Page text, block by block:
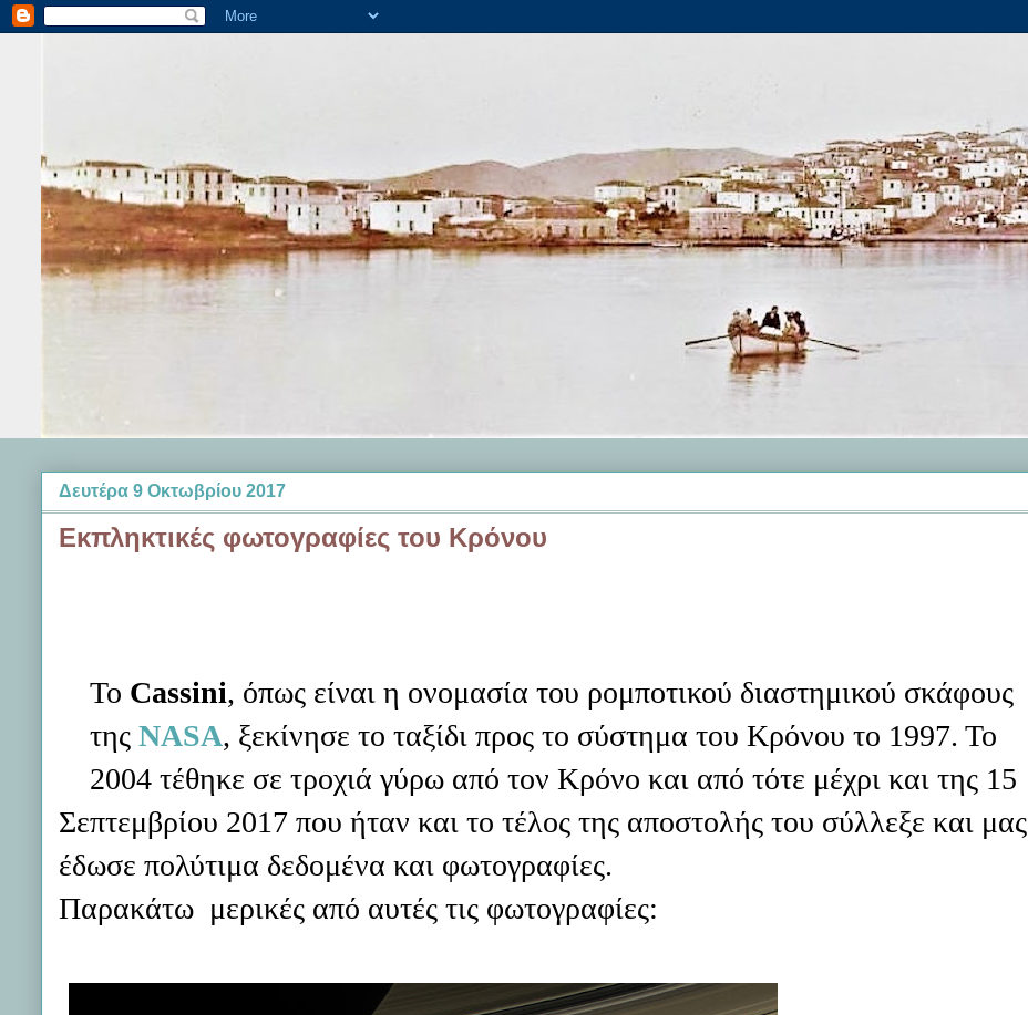
Δευτέρα 9 Οκτωβρίου 2017
Εκπληκτικές φωτογραφίες του Κρόνου
Το Cassini, όπως είναι η ονομασία του ρομποτικού διαστημικού σκάφους
της NASA, ξεκίνησε το ταξίδι προς το σύστημα του Κρόνου το 1997. Το
2004 τέθηκε σε τροχιά γύρω από τον Κρόνο και από τότε μέχρι και της 15
Σεπτεμβρίου 2017 που ήταν και το τέλος της αποστολής του σύλλεξε και μας
έδωσε πολύτιμα δεδομένα και φωτογραφίες.
Παρακάτω μερικές από αυτές τις φωτογραφίες: